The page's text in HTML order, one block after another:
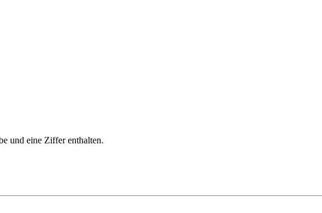
und eine Ziffer enthalten.